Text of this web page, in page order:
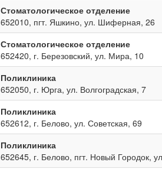
Стоматологическое отделение
652010, пгт. Яшкино, ул. Шиферная, 26
Стоматологическое отделение
652420, г. Березовский, ул. Мира, 10
Поликлиника
652050, г. Юрга, ул. Волгоградская, 7
Поликлиника
652612, г. Белово, ул. Советская, 69
Поликлиника
652645, г. Белово, пгт. Новый Городок,